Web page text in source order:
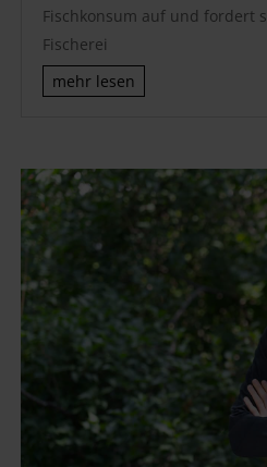
Fischkonsum auf und fordert
Fischerei
mehr lesen